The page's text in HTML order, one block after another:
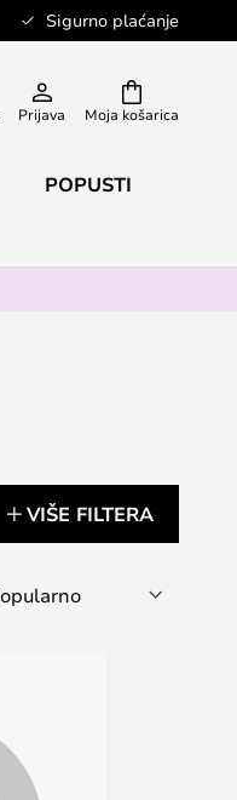
Sigurno plaćanje
Moja košarica
Prijava
POPUSTI
VIŠE FILTERA